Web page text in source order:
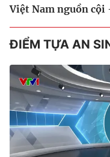
Việt Nam nguồn
ĐIỂM TỰA AN